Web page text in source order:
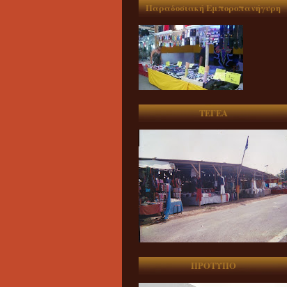
Παραδοσιακή Εμποροπανήγυρη
ΤΕΓΕΑ
ΠΡΟΤΥΠΟ